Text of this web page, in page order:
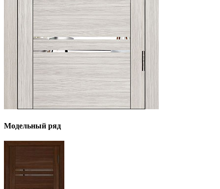
Модельный ряд